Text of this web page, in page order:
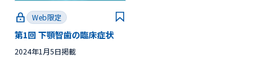
Web限定
第1回 下顎智歯の臨床症状
2024年1月5日掲載